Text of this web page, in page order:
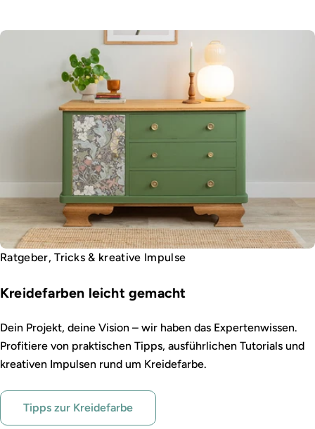
Ratgeber, Tricks & kreative Impulse
Kreidefarben leicht gemacht
Dein Projekt, deine Vision – wir haben das Expertenwissen.
Profitiere von praktischen Tipps, ausführlichen Tutorials und
kreativen Impulsen rund um Kreidefarbe.
Tipps zur Kreidefarbe